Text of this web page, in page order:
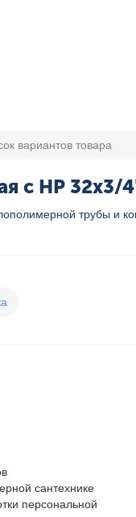
вариантов товара
НР 32x3/4"
трубы и
сантехнике
персональной